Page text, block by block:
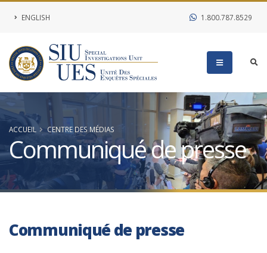
ENGLISH 1.800.787.8529
ACCUEIL CENTRE DES MÉDIAS
Communiqué de presse
Communiqué de presse